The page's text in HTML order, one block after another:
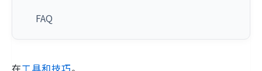
FAQ
在工具和技巧。